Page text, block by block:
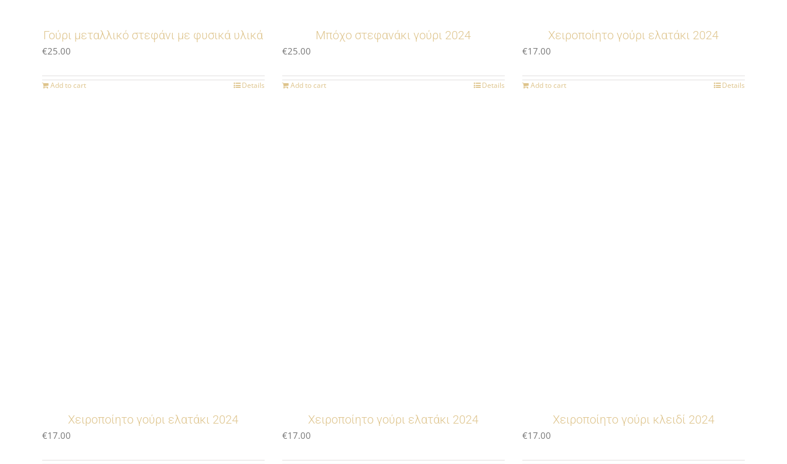
Γούρι μεταλλικό στεφάνι με φυσικά υλικά
€25.00
Add to cart Details
Μπόχο στεφανάκι γούρι 2024
€25.00
Add to cart Details
Χειροποίητο γούρι ελατάκι 2024
€17.00
Add to cart Details
Χειροποίητο γούρι ελατάκι 2024
€17.00
Χειροποίητο γούρι ελατάκι 2024
€17.00
Χειροποίητο γούρι κλειδί 2024
€17.00